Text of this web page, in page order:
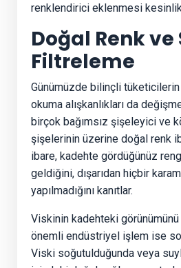
renklendirici eklenmesi
Doğal Renk ve
Filtreleme
Günümüzde bilinçli
okuma alışkanlıkları da
birçok bağımsız şişeleyici ve
şişelerinin üzerine doğal renk
ibare, kadehte gördüğünüz
geldiğini, dışarıdan hiçbir
yapılmadığını kanıtlar.
Viskinin kadehteki
önemli endüstriyel işlem ise
Viski soğutulduğunda veya